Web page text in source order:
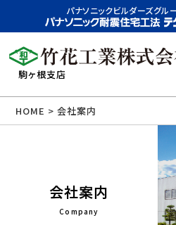
パナソニックビルダーズグル
駒ヶ根支店
HOME > 会社案内
会社案内
Company